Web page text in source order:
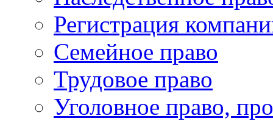
Регистрация
Семейное право
Трудовое право
Уголовное право,